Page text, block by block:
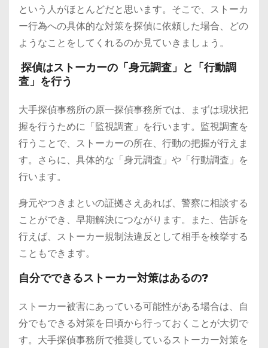
という人がほとんどだと思います。そこで、ストーカ
ー行為への具体的な対策を探偵に依頼した場合、どの
ようなことをしてくれるのか見ていきましょう。
探偵はストーカーの「身元調査」と「行動調
査」を行う
大手探偵事務所の原一探偵事務所では、まずは現状把
握を行うために「監視調査」を行います。監視調査を
行うことで、ストーカーの所在、行動の把握が行えま
す。さらに、具体的な「身元調査」や「行動調査」を
行います。
身元やつきまといの証拠さえあれば、警察に相談する
ことができ、早期解決につながります。また、告訴を
行えば、ストーカー規制法違反として相手を検挙する
こともできます。
自分でできるストーカー対策はあるの?
ストーカー被害にあっている可能性がある場合は、自
分でもできる対策を日頃から行っておくことが大切で
す。大手探偵事務所で推奨しているストーカー対策を